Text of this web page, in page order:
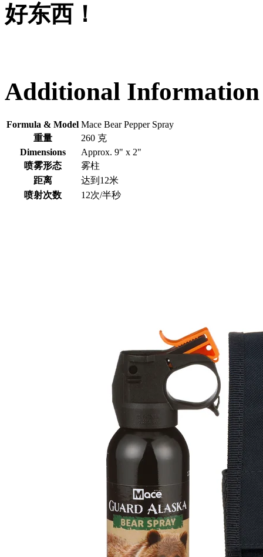
好东西！
Additional Information
Formula & Model Mace Bear Pepper Spray
重量
260 克
Dimensions
Approx. 9" x 2"
喷雾形态
雾柱
距离
达到12米
喷射次数
12次/半秒